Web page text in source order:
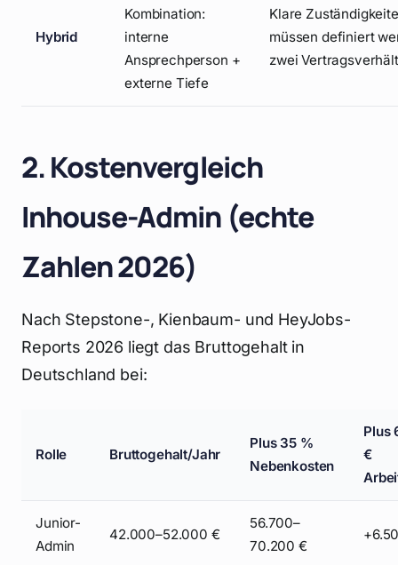
Hybrid
Kombination:
interne
Ansprechperson +
externe Tiefe
Klare
müssen definiert
zwei
2. Kostenvergleich
Inhouse-Admin (echte
Zahlen 2026)
Nach Stepstone-, Kienbaum- und HeyJobs-
Reports 2026 liegt das Bruttogehalt in
Deutschland bei:
Rolle Bruttogehalt/Jahr
Plus 35 %
Nebenkosten
Plus
€
Junior-
Admin
42.000–52.000 €
56.700–
70.200 €